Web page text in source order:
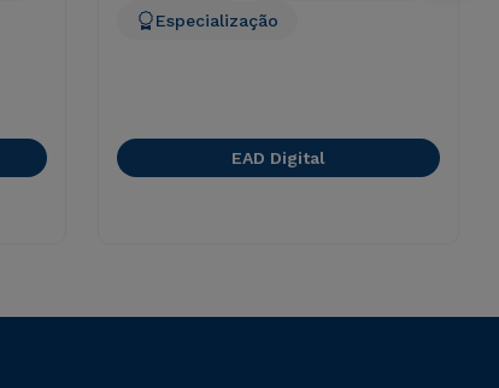
Especialização
EAD Digital